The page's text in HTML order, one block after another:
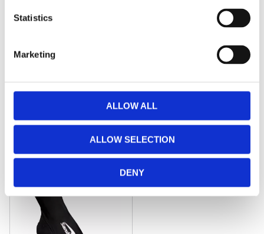
Statistics
Marketing
ALLOW ALL
ALLOW SELECTION
DENY
Varumärke:
sedan:
Relaterade produkter